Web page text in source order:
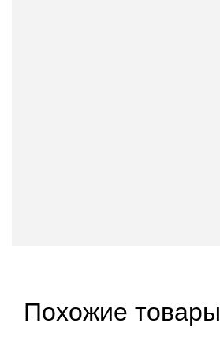
Похожие товары